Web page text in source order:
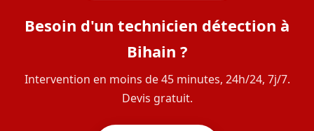
Besoin d'un technicien détection à
Bihain ?
Intervention en moins de 45 minutes, 24h/24, 7j/7.
Devis gratuit.